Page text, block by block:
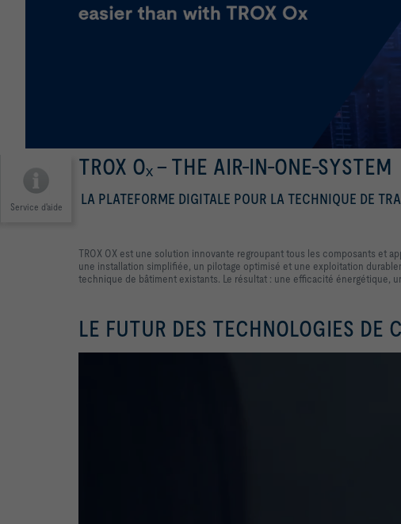
Service d'aide
TROX Oₓ - THE AIR-IN-ONE-SYSTEM
LA PLATEFORME DIGITALE POUR LA TECHNIQUE DE
TROX OX est une solution innovante regroupant tous les composants et
une installation simplifiée, un pilotage optimisé et une exploitation
technique de bâtiment existants. Le résultat : une efficacité énergétique,
LE FUTUR DES TECHNOLOGIES DE